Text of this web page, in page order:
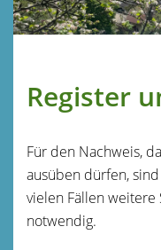
Register
Für den Nachweis,
ausüben dürfen,
vielen Fällen
notwendig.